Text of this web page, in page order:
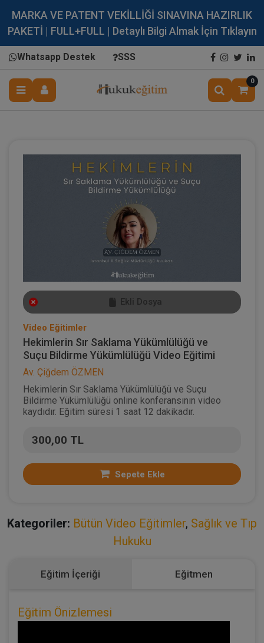
MARKA VE PATENT VEKİLLİĞİ SINAVINA HAZIRLIK
PAKETİ | FULL+FULL | Detaylı Bilgi Almak İçin Tıklayın
Whatsapp Destek SSS
0
Ekli Dosya
Video Eğitimler
Hekimlerin Sır Saklama Yükümlülüğü ve
Suçu Bildirme Yükümlülüğü Video Eğitimi
Av. Çiğdem ÖZMEN
Hekimlerin Sır Saklama Yükümlülüğü ve Suçu
Bildirme Yükümlülüğü online konferansının video
kaydıdır. Eğitim süresi 1 saat 12 dakikadır.
300,00 TL
Sepete Ekle
Kategoriler: Bütün Video Eğitimler, Sağlık ve Tıp
Hukuku
Eğitim İçeriği Eğitmen
Eğitim Önizlemesi